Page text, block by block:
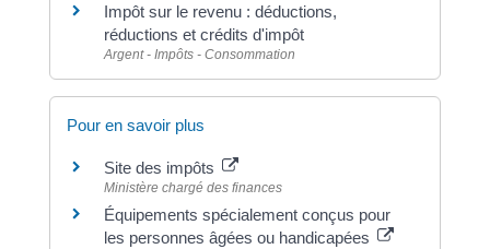
Impôt sur le revenu : déductions,
réductions et crédits d'impôt
Argent - Impôts - Consommation
Pour en savoir plus
Site des impôts
Ministère chargé des finances
Équipements spécialement conçus pour
les personnes âgées ou handicapées